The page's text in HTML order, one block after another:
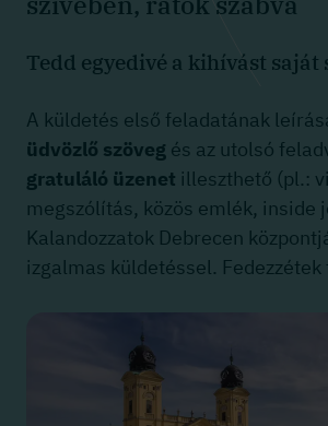
Tedd egyedivé a kihívást saját
A küldetés első feladatának
üdvözlő szöveg és az utolsó
gratuláló üzenet illeszthető (pl.:
megszólítás, közös emlék, inside
Kalandozzatok Debrecen
izgalmas küldetéssel. Fedezzétek